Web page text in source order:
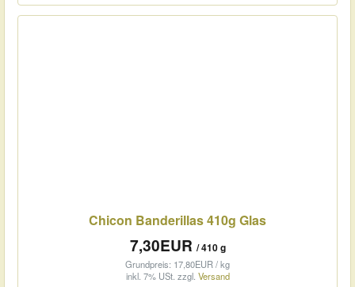
Chicon Banderillas 410g Glas
7,30EUR / 410 g
Grundpreis: 17,80EUR / kg
inkl. 7% USt. zzgl. Versand